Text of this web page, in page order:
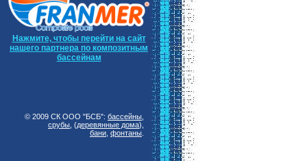
Нажмите, чтобы перейти на сайт
нашего партнера по композитным
бассейнам
© 2009 СК ООО "БСБ": бассейны
срубы , (деревянные дома),
бани фонтаны